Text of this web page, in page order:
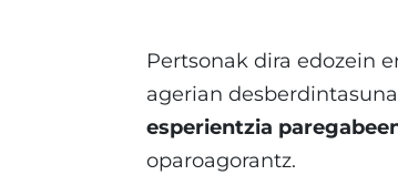
Pertsonak dira edozein
agerian
esperientzia
oparoagorantz.